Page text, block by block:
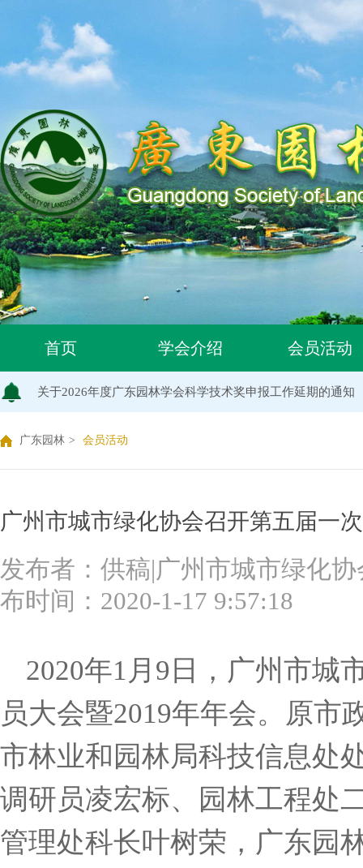
首页 学会介绍 会员活动
关于同意318位个人为广东园林学会个人会员的通知
关于2026年度广东园林学会科学技术奖申报工作延期的通知
广东园林学会关于开展2026年广东风景园林优秀学子奖评
关于推荐广东园林学会专家库候选人的通知（2026年度）
关于公布2026年度广东园林学会研究项目立项名单的通知
关于申报2026年度广东园林学会科学技术奖的通知
关于2026年度广东园林学会研究项目评审结果的公示
广东园林 > 会员活动
广州市城市绿化协会召开第五届一
发布者：供稿|广州市城市绿化
布时间：2020-1-17 9:57:18
2020年1 月 9 日，广州市城
员大会暨2019年年会。原市
市林业和园林局科技信息处
调研员凌宏标、园林工程处
管理处科长叶树荣，广东园